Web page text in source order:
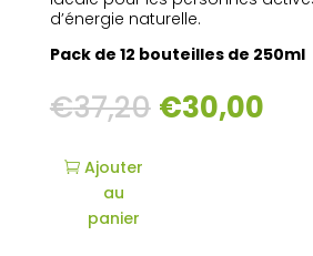
d’énergie naturelle.
Pack de 12 bouteilles de 250ml
€37,20 €30,00
Ajouter
au
panier